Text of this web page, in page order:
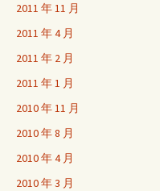
2011 年 11 月
2011 年 4 月
2011 年 2 月
2011 年 1 月
2010 年 11 月
2010 年 8 月
2010 年 4 月
2010 年 3 月